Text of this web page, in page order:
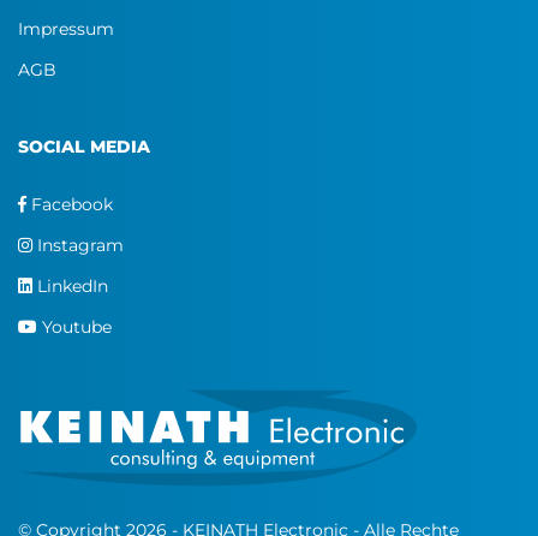
Impressum
AGB
SOCIAL MEDIA
Facebook
Instagram
LinkedIn
Youtube
© Copyright 2026 - KEINATH Electronic - Alle Rechte